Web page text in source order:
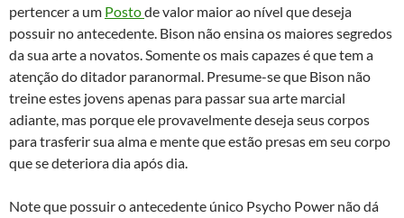
pertencer a um Postode valor maior ao nível que deseja
possuir no antecedente. Bison não ensina os maiores segredos
da sua arte a novatos. Somente os mais capazes é que tem a
atenção do ditador paranormal. Presume-se que Bison não
treine estes jovens apenas para passar sua arte marcial
adiante, mas porque ele provavelmente deseja seus corpos
para trasferir sua alma e mente que estão presas em seu corpo
que se deteriora dia após dia.
Note que possuir o antecedente único Psycho Power não dá